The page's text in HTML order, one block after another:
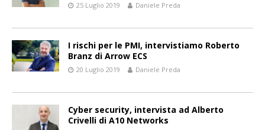
25 Luglio 2019 Daniele Preda
I rischi per le PMI, intervistiamo Roberto
Branz di Arrow ECS
20 Luglio 2019 Daniele Preda
Cyber security, intervista ad Alberto
Crivelli di A10 Networks